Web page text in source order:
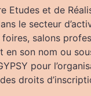
Etudes et de
le secteur
foires, salons
en son nom ou
pour
droits